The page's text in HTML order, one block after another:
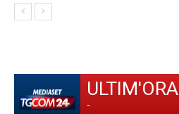
ULTIM'ORA
-